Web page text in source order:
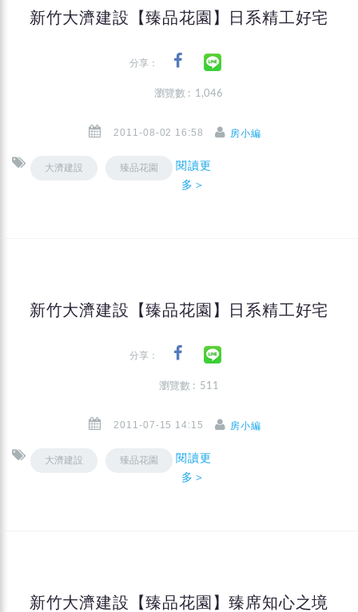
新竹大濟建設【臻品花園】日系精工好宅
分享：
瀏覽數 : 1,046
2011-08-02 16:58 房小編
大濟建設 臻品花園
閱讀更
多＞
新竹大濟建設【臻品花園】日系精工好宅
分享：
瀏覽數 : 511
2011-07-15 14:15 房小編
大濟建設 臻品花園
閱讀更
多＞
新竹大濟建設【臻品花園】臻席知心之境